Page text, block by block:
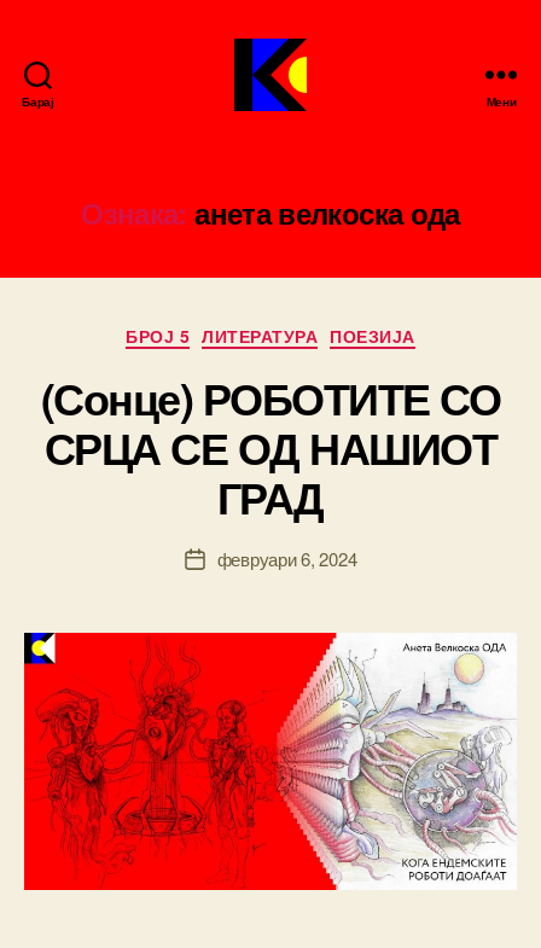
Барај Мени
Ознака: анета велкоска ода
Categories
БРОЈ 5 ЛИТЕРАТУРА ПОЕЗИЈА
(Сонце) РОБОТИТЕ СО
СРЦА СЕ ОД НАШИОТ
ГРАД
author
B
y
ki
ic
k
Postфевруари 6, 2024